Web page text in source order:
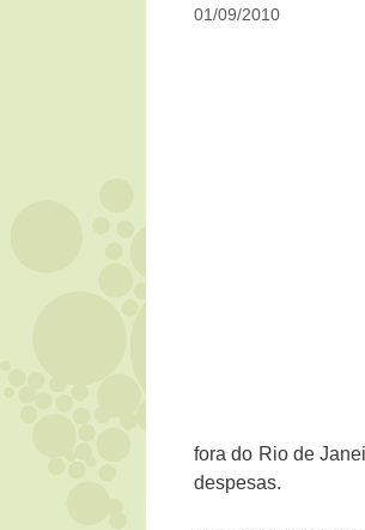
01/09/2010
fora do Rio de
despesas.